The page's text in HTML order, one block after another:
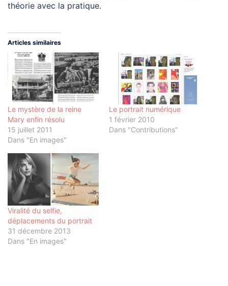
théorie avec la pratique.
Articles similaires
Le mystère de la reine
Mary enfin résolu
15 juillet 2011
Dans "En images"
Le portrait numérique
1 février 2010
Dans "Contributions"
Viralité du selfie,
déplacements du portrait
31 décembre 2013
Dans "En images"